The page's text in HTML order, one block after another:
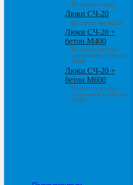
Из серого чугуна
Люки СЧ-20
Из серого чугуна 20
Люки СЧ-20 +
бетон М400
Из серого чугуна с
основанием из бетона
М400
Люки СЧ-20 +
бетон М600
Из серого чугуна с
основанием из бетона
М600